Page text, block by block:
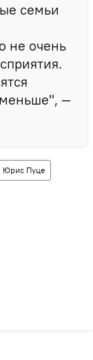
семьи
не очень
меньше", —
Юрис Пуце